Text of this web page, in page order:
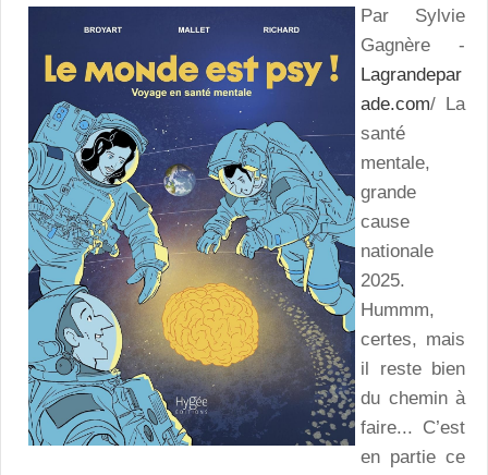
Par Sylvie
Gagnère -
Lagrandepar
ade.com/ La
santé
mentale,
grande
cause
nationale
2025.
Hummm,
certes, mais
il reste bien
du chemin à
faire... C’est
en partie ce